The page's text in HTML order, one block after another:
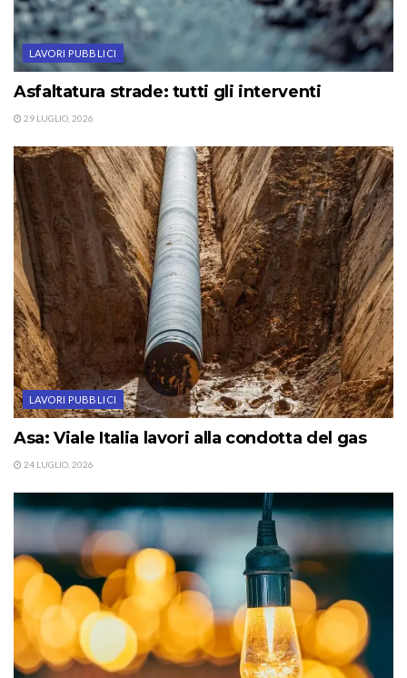
LAVORI PUBBLICI
Asfaltatura strade: tutti gli interventi
29 LUGLIO, 2026
LAVORI PUBBLICI
Asa: Viale Italia lavori alla condotta del gas
24 LUGLIO, 2026